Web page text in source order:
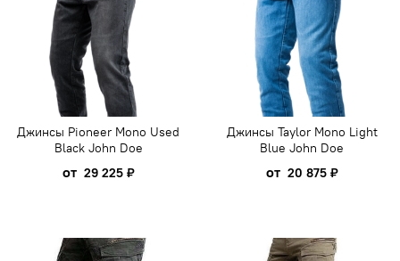
Джинсы Pioneer Mono Used
Black John Doe
от 29 225 ₽
Джинсы Taylor Mono Light
Blue John Doe
от 20 875 ₽